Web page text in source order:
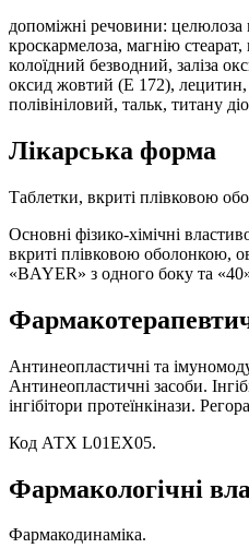
допоміжні речовини: целюлоза
кроскармелоза, магнію
колоїдний безводний, заліза
оксид жовтий (Е 172), лецитин,
полівініловий, тальк, титану
Лікарська форма
Таблетки, вкриті плівковою
Основні фізико-хімічні
вкриті плівковою оболонкою,
«BAYER» з одного боку та
Антинеопластичні та
Антинеопластичні засоби.
інгібітори протеїнкінази.
Код АТХ L01EX05.
Фармакологічні
Фармакодинаміка.